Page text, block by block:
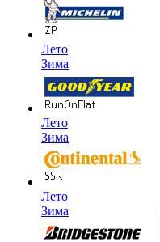
Лето
Зима
Лето
Зима
Лето
Зима